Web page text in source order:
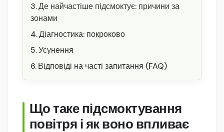
Де найчастіше підсмоктує: причини за
зонами
Діагностика: покроково
Усунення
Відповіді на часті запитання (FAQ)
Що таке підсмоктування
повітря і як воно впливає